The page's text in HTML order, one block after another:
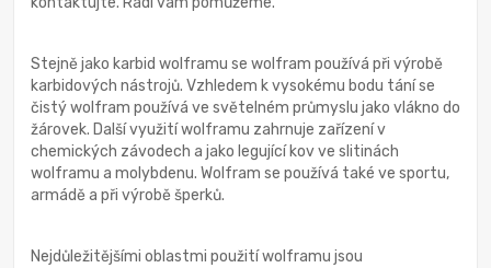
Stejně jako karbid wolframu se wolfram používá při výrobě
karbidových nástrojů. Vzhledem k vysokému bodu tání se
čistý wolfram používá ve světelném průmyslu jako vlákno do
žárovek. Další využití wolframu zahrnuje zařízení v
chemických závodech a jako legující kov ve slitinách
wolframu a molybdenu. Wolfram se používá také ve sportu,
armádě a při výrobě šperků.
Nejdůležitějšími oblastmi použití wolframu jsou